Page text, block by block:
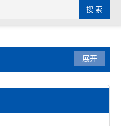
发电监测系统
展开